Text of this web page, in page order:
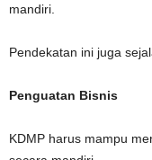
mandiri.
Pendekatan ini juga
Penguatan Bisnis
KDMP harus mampu